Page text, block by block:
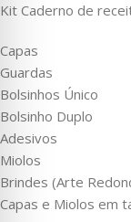
Kit Caderno de
Capas
Guardas
Bolsinhos Único
Bolsinho Duplo
Adesivos
Miolos
Brindes (Arte
Capas e Miolos em